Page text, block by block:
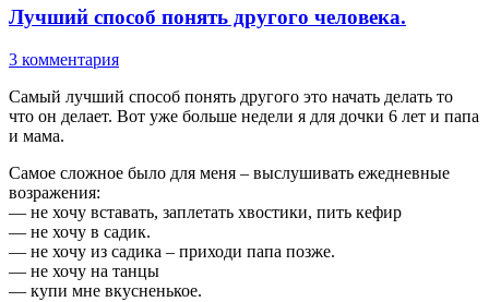
Лучший способ понять другого человека.
3 комментария
Самый лучший способ понять другого это начать делать то
что он делает. Вот уже больше недели я для дочки 6 лет и папа
и мама.
Самое сложное было для меня – выслушивать ежедневные
возражения:
— не хочу вставать, заплетать хвостики, пить кефир
— не хочу в садик.
— не хочу из садика – приходи папа позже.
— не хочу на танцы
— купи мне вкусненькое.